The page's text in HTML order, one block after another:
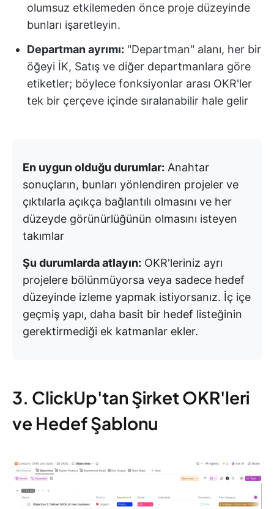
olumsuz etkilemeden önce proje düzeyinde
bunları işaretleyin.
Departman ayrımı: "Departman" alanı, her bir
öğeyi İK, Satış ve diğer departmanlara göre
etiketler; böylece fonksiyonlar arası OKR'ler
tek bir çerçeve içinde sıralanabilir hale gelir
En uygun olduğu durumlar: Anahtar
sonuçların, bunları yönlendiren projeler ve
çıktılarla açıkça bağlantılı olmasını ve her
düzeyde görünürlüğünün olmasını isteyen
takımlar
Şu durumlarda atlayın: OKR'leriniz ayrı
projelere bölünmüyorsa veya sadece hedef
düzeyinde izleme yapmak istiyorsanız. İç içe
geçmiş yapı, daha basit bir hedef listeğinin
gerektirmediği ek katmanlar ekler.
3. ClickUp'tan Şirket OKR'leri
ve Hedef Şablonu